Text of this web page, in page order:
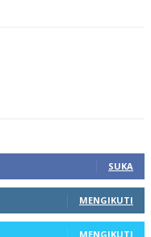
SUKA
MENGIKUTI
MENGIKUTI